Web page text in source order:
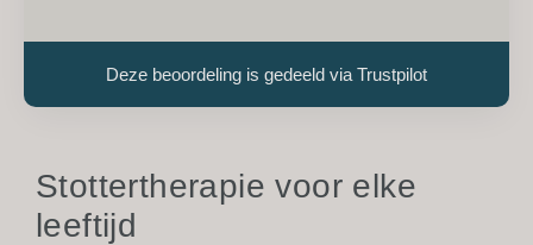
Deze beoordeling is gedeeld via Trustpilot
Stottertherapie voor elke
leeftijd